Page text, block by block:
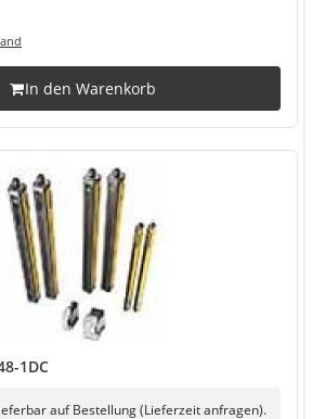
In den Warenkorb
1DC
auf Bestellung (Lieferzeit anfragen).